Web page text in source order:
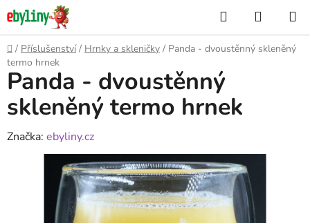
Přejít
na
obsah
Hledat
KOŠÍK
Domů
/ Příslušenství / Hrnky a skleničky / Panda - dvoustěnný skleněný
termo hrnek
Panda - dvoustěnný
skleněný termo hrnek
Značka: ebyliny.cz